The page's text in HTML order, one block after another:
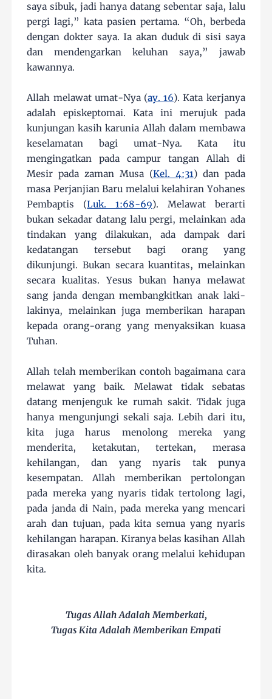
saya sibuk, jadi hanya datang sebentar saja, lalu
pergi lagi,” kata pasien pertama. “Oh, berbeda
dengan dokter saya. Ia akan duduk di sisi saya
dan mendengarkan keluhan saya,” jawab
kawannya.
Allah melawat umat-Nya (ay. 16). Kata kerjanya
adalah episkeptomai. Kata ini merujuk pada
kunjungan kasih karunia Allah dalam membawa
keselamatan bagi umat-Nya. Kata itu
mengingatkan pada campur tangan Allah di
Mesir pada zaman Musa (Kel. 4:31) dan pada
masa Perjanjian Baru melalui kelahiran Yohanes
Pembaptis (Luk. 1:68-69). Melawat berarti
bukan sekadar datang lalu pergi, melainkan ada
tindakan yang dilakukan, ada dampak dari
kedatangan tersebut bagi orang yang
dikunjungi. Bukan secara kuantitas, melainkan
secara kualitas. Yesus bukan hanya melawat
sang janda dengan membangkitkan anak laki-
lakinya, melainkan juga memberikan harapan
kepada orang-orang yang menyaksikan kuasa
Tuhan.
Allah telah memberikan contoh bagaimana cara
melawat yang baik. Melawat tidak sebatas
datang menjenguk ke rumah sakit. Tidak juga
hanya mengunjungi sekali saja. Lebih dari itu,
kita juga harus menolong mereka yang
menderita, ketakutan, tertekan, merasa
kehilangan, dan yang nyaris tak punya
kesempatan. Allah memberikan pertolongan
pada mereka yang nyaris tidak tertolong lagi,
pada janda di Nain, pada mereka yang mencari
arah dan tujuan, pada kita semua yang nyaris
kehilangan harapan. Kiranya belas kasihan Allah
dirasakan oleh banyak orang melalui kehidupan
kita.
Tugas Allah Adalah Memberkati,
Tugas Kita Adalah Memberikan Empati